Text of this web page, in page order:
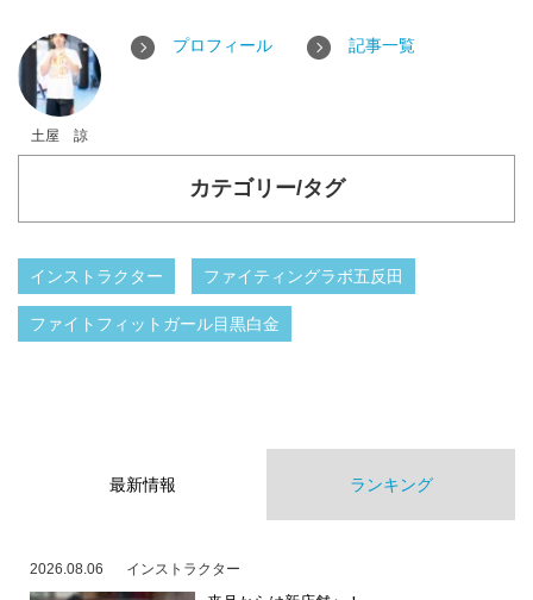
土屋 諒
プロフィール 記事一覧
カテゴリー/タグ
インストラクター ファイティングラボ五反田
ファイトフィットガール目黒白金
最新情報 ランキング
2026.08.06 インストラクター